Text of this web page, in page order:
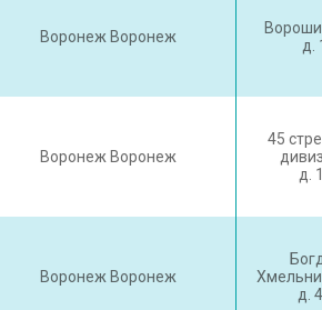
Воронеж Воронеж
д.
Воронеж Воронеж
45
д.
Воронеж Воронеж
д.